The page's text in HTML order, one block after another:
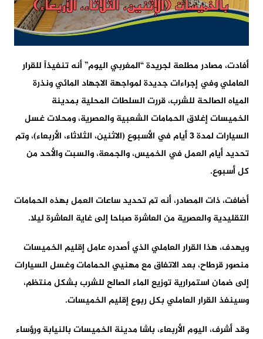
أفادت، مصادر مطلعة لجريدة “المغربي اليوم” أنه تنفيذاً للقرار
العاملي وفي إجراءات جديدة لمواجهة الاجهاد المائي ونذرة
المياه الصالحة للشرب، قررت السلطات المحلية بمدينة
الخميسات إغلاق الحمامات الشعبية والعصرية، ومحلات غسل
السيارات لمدة 3 أيام في الأسبوع (الاثنين، الثلاثاء، الأربعاء)، وتم
تحديد أيام العمل في الخميس، والجمعة، والسبت والأحد من
كل أسبوع.
أضافت، ذات المصادر، أنه تم تحديد ساعات العمل بهذه الحمامات
التقليدية والعصرية من العاشرة صباحا إلى غاية العاشرة ليلا.
ويهدف، هذا القرار العاملي الذي أصدره عامل إقليم الخميسات
منصور قرطاح، بعد الاتفاق مع مهنيي الحمامات وغسل السيارات
إلى ضمان استمرارية توزيع الماء الصالح للشرب بشكل منتظم،
وسينفذ القرار العاملي بكل ربوع إقليم الخميسات.
وقد أشرف، اليوم الأربعاء، باشا مدينة الخميسات بالنيابة ورؤساء